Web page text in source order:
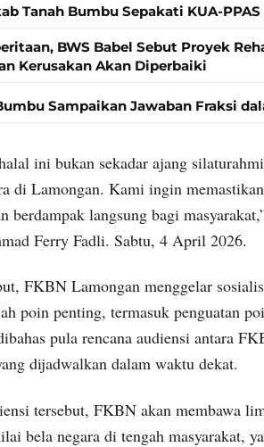
Tanah Bumbu Sepakati KUA-
BWS Babel Sebut Proyek
Kerusakan Akan Diperbaiki
Sampaikan Jawaban Fraksi
ini bukan sekadar ajang
di Lamongan. Kami ingin
berdampak langsung bagi
Ferry Fadli. Sabtu, 4 April 2026.
FKBN Lamongan menggelar
poin penting, termasuk penguatan
pula rencana audiensi antara
dijadwalkan dalam waktu dekat.
tersebut, FKBN akan membawa
bela negara di tengah masyarakat,